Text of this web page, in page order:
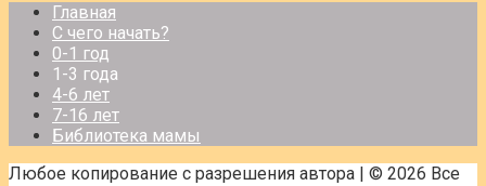
Главная
С чего начать?
0-1 год
1-3 года
4-6 лет
7-16 лет
Библиотека мамы
Любое копирование с разрешения автора | © 2026 Все